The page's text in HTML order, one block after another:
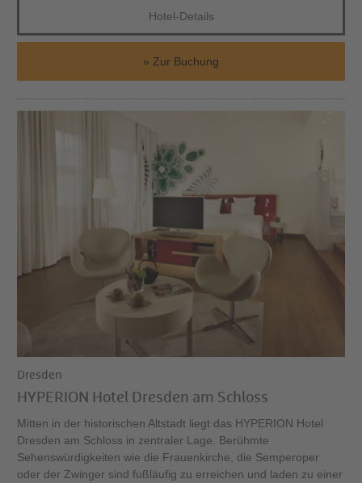
Hotel-Details
Zur Buchung
Dresden
HYPERION Hotel Dresden am Schloss
Mitten in der historischen Altstadt liegt das HYPERION Hotel
Dresden am Schloss in zentraler Lage. Berühmte
Sehenswürdigkeiten wie die Frauenkirche, die Semperoper
oder der Zwinger sind fußläufig zu erreichen und laden zu einer